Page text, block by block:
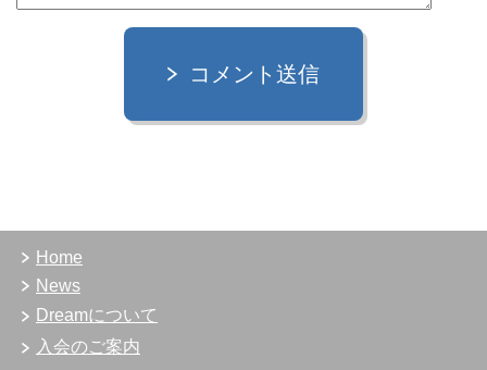
コメント送信
Home
News
Dreamについて
入会のご案内